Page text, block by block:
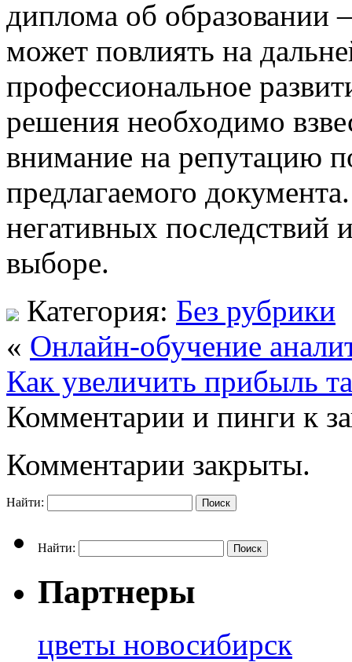
диплома об образовании
может повлиять на
профессиональное
решения необходимо
внимание на репутацию
предлагаемого
негативных последствий
выборе.
Категория: Без рубрики
« Онлайн-обучение
Как увеличить прибыль
Комментарии и пинги к
Комментарии закрыты.
Найти:
Найти:
Партнеры
цветы новосибирск